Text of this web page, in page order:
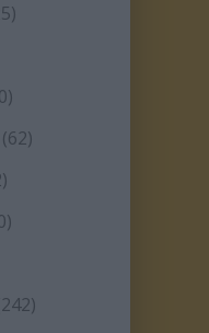
(62)